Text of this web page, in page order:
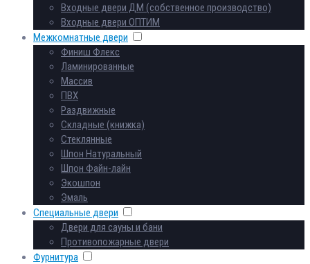
Входные двери ДМ (собственное производство)
Входные двери ОПТИМ
Межкомнатные двери
Финиш Флекс
Ламинированные
Массив
ПВХ
Раздвижные
Складные (книжка)
Стеклянные
Шпон Натуральный
Шпон Файн-лайн
Экошпон
Эмаль
Специальные двери
Двери для сауны и бани
Противопожарные двери
Фурнитура